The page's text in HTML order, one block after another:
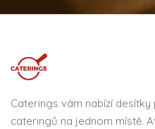
Caterings vám nabízí
cateringů na jednom místě.